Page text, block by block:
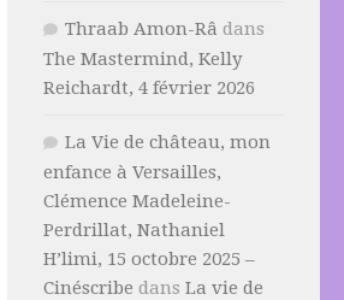
Thraab Amon-Râ dans
The Mastermind, Kelly
Reichardt, 4 février 2026
La Vie de château, mon
enfance à Versailles,
Clémence Madeleine-
Perdrillat, Nathaniel
H’limi, 15 octobre 2025 –
Cinéscribe dans La vie de